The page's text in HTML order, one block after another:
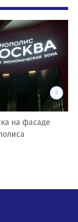
для Щелково